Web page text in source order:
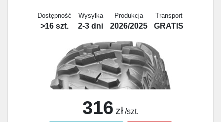
Dostępność
>16 szt.
Wysyłka
2-3 dni
Produkcja
2026/2025
Transport
GRATIS
316 zł /szt.